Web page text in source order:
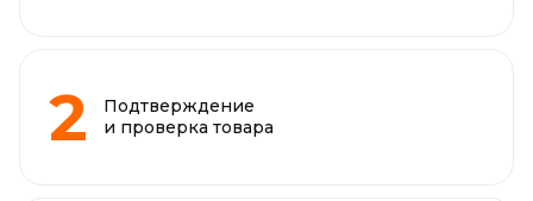
Подтверждение
и проверка товара